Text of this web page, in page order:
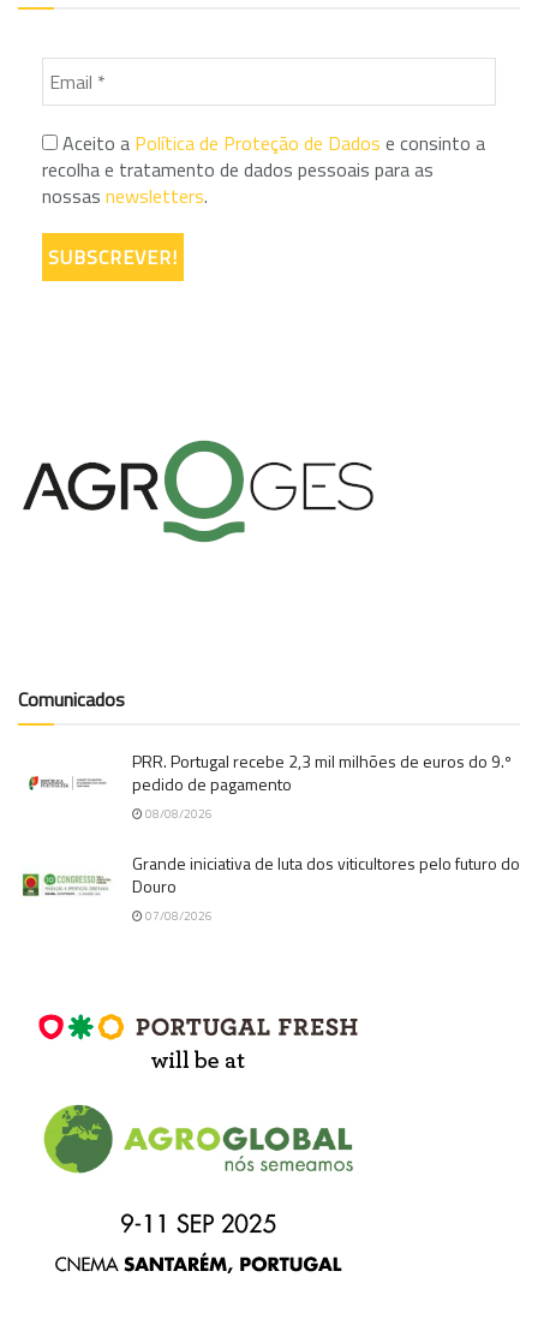
Aceito a Política de Proteção de Dados e consinto a
recolha e tratamento de dados pessoais para as
nossas newsletters.
Comunicados
PRR. Portugal recebe 2,3 mil milhões de euros do 9.º
pedido de pagamento
08/08/2026
Grande iniciativa de luta dos viticultores pelo futuro do
Douro
07/08/2026